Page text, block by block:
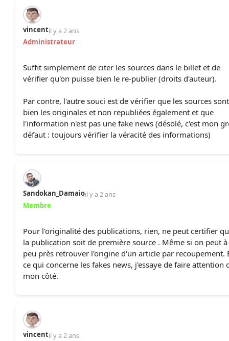
vincentil y a 2 ans
Administrateur
Suffit simplement de citer les sources dans le billet et de
vérifier qu'on puisse bien le re-publier (droits d'auteur).
Par contre, l'autre souci est de vérifier que les sources sont
bien les originales et non republiées également et que
l'information n'est pas une fake news (désolé, c'est mon
défaut : toujours vérifier la véracité des informations)
Sandokan_Damaioil y a 2 ans
Membre
Pour l'originalité des publications, rien, ne peut certifier
la publication soit de première source . Même si on peut à
peu près retrouver l'origine d'un article par recoupement.
ce qui concerne les fakes news, j'essaye de faire attention
mon côté.
vincentil y a 2 ans